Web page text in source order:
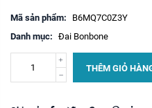
Mã sản phẩm:
B6MQ7C0Z3Y
Danh mục: Đai Bonbone
THÊM GIỎ